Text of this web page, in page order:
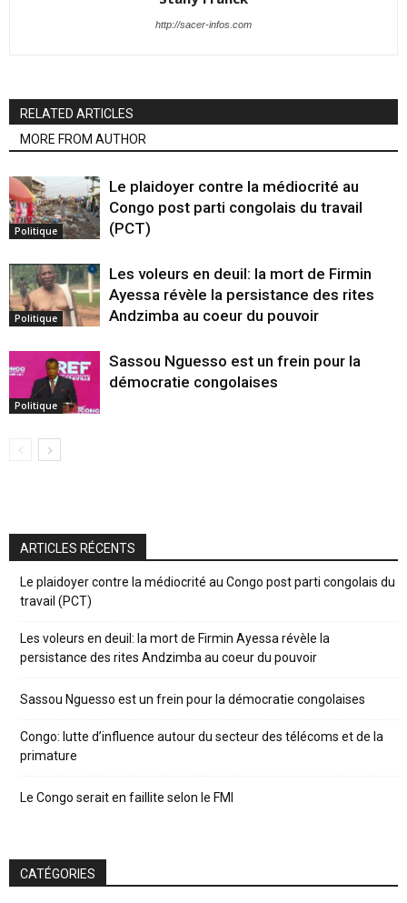
http://sacer-infos.com
RELATED ARTICLES
MORE FROM AUTHOR
Politique
Le plaidoyer contre la médiocrité au
Congo post parti congolais du travail
(PCT)
Politique
Les voleurs en deuil: la mort de Firmin
Ayessa révèle la persistance des rites
Andzimba au coeur du pouvoir
Politique
Sassou Nguesso est un frein pour la
démocratie congolaises
ARTICLES RÉCENTS
Le plaidoyer contre la médiocrité au Congo post parti congolais du
travail (PCT)
Les voleurs en deuil: la mort de Firmin Ayessa révèle la
persistance des rites Andzimba au coeur du pouvoir
Sassou Nguesso est un frein pour la démocratie congolaises
Congo: lutte d’influence autour du secteur des télécoms et de la
primature
Le Congo serait en faillite selon le FMI
CATÉGORIES